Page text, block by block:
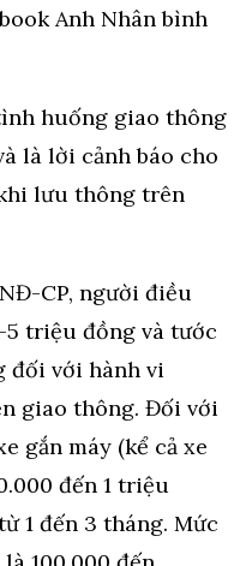
Anh Nhân bình
huống giao thông
là lời cảnh báo cho
lưu thông trên
CP, người điều
triệu đồng và tước
đối với hành vi
giao thông. Đối với
gắn máy (kể cả xe
đến 1 triệu
1 đến 3 tháng. Mức